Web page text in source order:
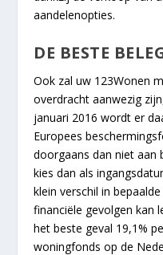
aandelenopties.
DE BESTE
Ook zal uw 123Wonen
overdracht aanwezig
januari 2016 wordt er
Europees
doorgaans dan niet aan
kies dan als
klein verschil in
financiële gevolgen kan
het beste geval 19,1%
woningfonds op de